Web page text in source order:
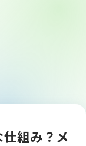
組み？メ